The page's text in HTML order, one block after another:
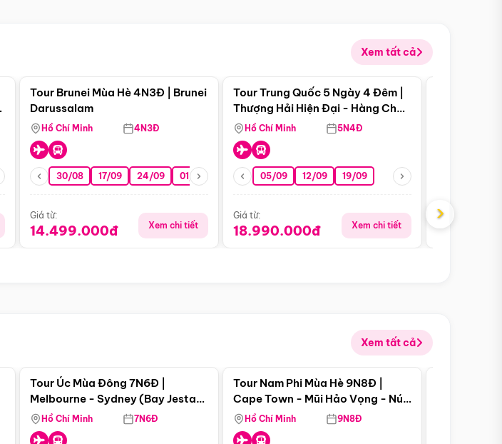
Xem tất cả
Tour Brunei Mùa Hè 4N3Đ | Brunei
Darussalam
Hồ Chí Minh 4N3Đ
30/08 17/09 24/09 01/10 15/10 29/10
Giá từ:
14.499.000đ Xem chi tiết
Điểm nổi bật
Tour Trung Quốc 5 Ngày 4 Đêm |
Thượng Hải Hiện Đại - Hàng Châu
Nên Thơ - Ô Trấn Cổ Kính
Hồ Chí Minh 5N4Đ
05/09 12/09 19/09
Giá từ:
18.990.000đ Xem chi tiết
Giá từ:
›
Xem tất cả
Tour Úc Mùa Đông 7N6Đ |
Melbourne - Sydney (Bay Jestar
Airways)
Hồ Chí Minh 7N6Đ
Điểm nổi bật
Tour Nam Phi Mùa Hè 9N8Đ |
Cape Town - Mũi Hảo Vọng - Núi
Bàn - Johannesburg - Pretoria -
Safari - Lodge
Hồ Chí Minh 9N8Đ